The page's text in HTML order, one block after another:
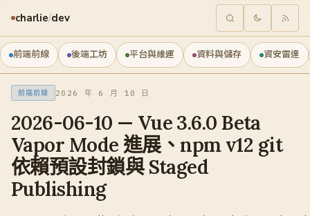
charlie/dev
前端前線 後端工坊 平台與維運 資料與儲存 資安雷達
前端前線 2026 年 6 月 10 日
2026-06-10 — Vue 3.6.0 Beta
Vapor Mode 進展、npm v12 git
依賴預設封鎖與 Staged
Publishing